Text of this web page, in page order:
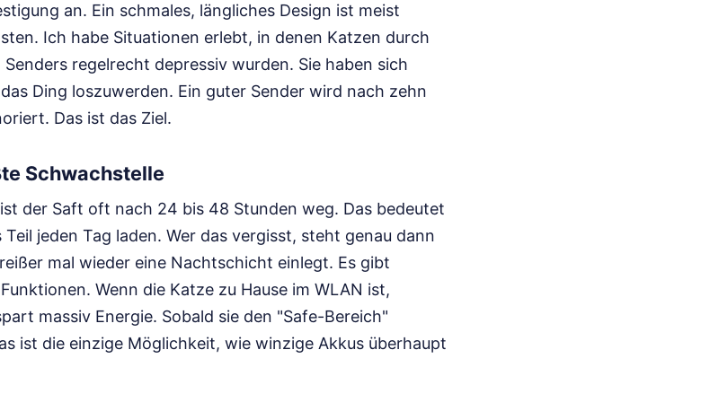
an. Ein schmales, längliches Design ist meist
Ich habe Situationen erlebt, in denen Katzen durch
regelrecht depressiv wurden. Sie haben sich
Ding loszuwerden. Ein guter Sender wird nach zehn
Das ist das Ziel.
Schwachstelle
der Saft oft nach 24 bis 48 Stunden weg. Das bedeutet
jeden Tag laden. Wer das vergisst, steht genau dann
mal wieder eine Nachtschicht einlegt. Es gibt
Wenn die Katze zu Hause im WLAN ist,
massiv Energie. Sobald sie den "Safe-Bereich"
ist die einzige Möglichkeit, wie winzige Akkus überhaupt